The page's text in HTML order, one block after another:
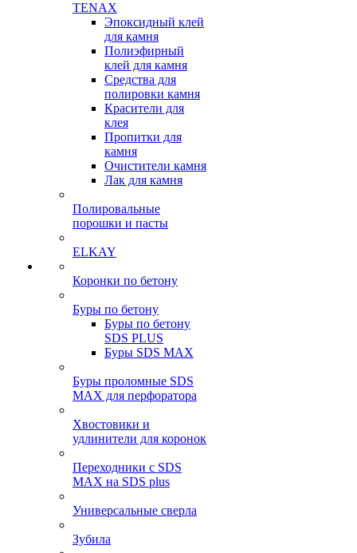
TENAX
Эпоксидный клей
для камня
Полиэфирный
клей для камня
Средства для
полировки камня
Красители для
клея
Пропитки для
камня
Очистители камня
Лак для камня
Полировальные
порошки и пасты
ELKAY
Коронки по бетону
Буры по бетону
Буры по бетону
SDS PLUS
Буры SDS MAX
Буры проломные SDS
MAX для перфоратора
Хвостовики и
удлинители для коронок
Переходники с SDS
MAX на SDS plus
Универсальные сверла
Зубила